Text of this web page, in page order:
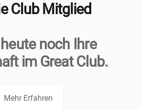
Club Mitglied
noch Ihre
im Great Club.
Mehr Erfahren